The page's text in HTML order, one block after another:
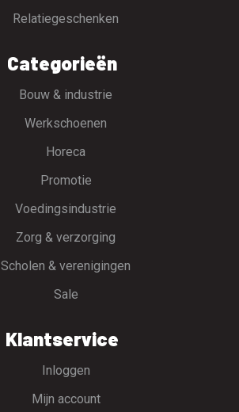
Relatiegeschenken
Categorieën
Bouw & industrie
Werkschoenen
Horeca
Promotie
Voedingsindustrie
Zorg & verzorging
Scholen & verenigingen
Sale
Klantservice
Inloggen
Mijn account